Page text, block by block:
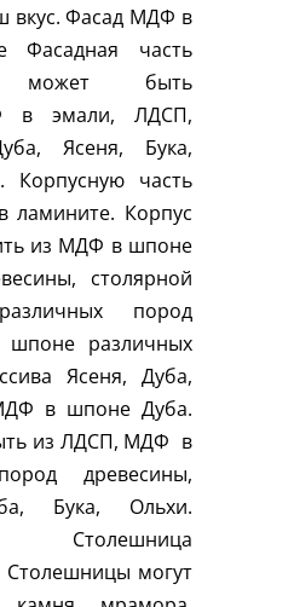
вкус. Фасад МДФ в
часть
может быть
в эмали, ЛДСП,
Ясеня, Бука,
Корпусную часть
ламините. Корпус
из МДФ в шпоне
столярной
пород
различных
Ясеня, Дуба,
в шпоне Дуба.
из ЛДСП, МДФ в
древесины,
Бука, Ольхи.
Столешница
Столешницы могут